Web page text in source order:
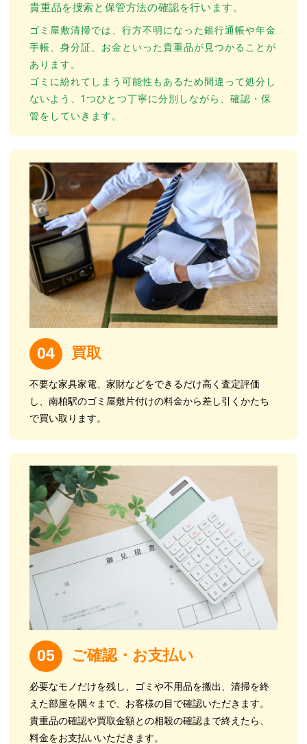
貴重品を捜索と保管方法の確認を行います。
ゴミ屋敷清掃では、行方不明になった銀行通帳や年金
手帳、身分証、お金といった貴重品が見つかることが
あります。
ゴミに紛れてしまう可能性もあるため間違って処分し
ないよう、1つひとつ丁寧に分別しながら、確認・保
管をしていきます。
04 買取
不要な家具家電、家財などをできるだけ高く査定評価
し、南柏駅のゴミ屋敷片付けの料金から差し引くかたち
で買い取ります。
05 ご確認・お支払い
必要なモノだけを残し、ゴミや不用品を搬出、清掃を終
えた部屋を隅々まで、お客様の目で確認いただきます。
貴重品の確認や買取金額との相殺の確認まで終えたら、
料金をお支払いいただきます。